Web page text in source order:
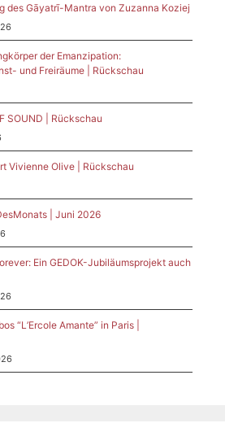
des Gāyatrī-Mantra von Zuzanna Koziej
der Emanzipation:
und Freiräume | Rückschau
SOUND | Rückschau
Vivienne Olive | Rückschau
| Juni 2026
Ein GEDOK-Jubiläumsprojekt auch
“L’Ercole Amante” in Paris |